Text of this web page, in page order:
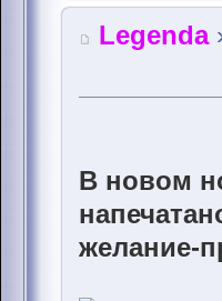
Legenda
В новом
желание-